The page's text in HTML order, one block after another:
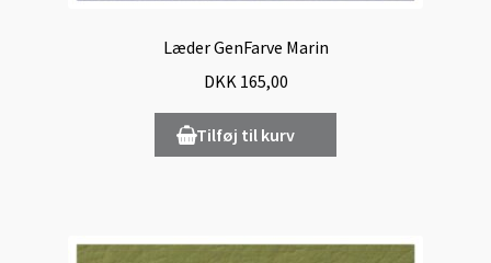
Læder GenFarve Marin
DKK165,00
Tilføj til kurv